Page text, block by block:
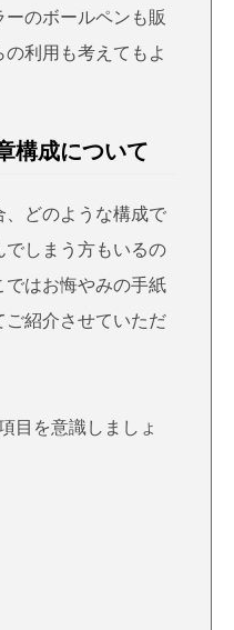
ーのボールペンも販
利用も考えてもよ
構成について
、どのような構成で
でしまう方もいるの
ではお悔やみの手紙
ご紹介させていただ
目を意識しましょ